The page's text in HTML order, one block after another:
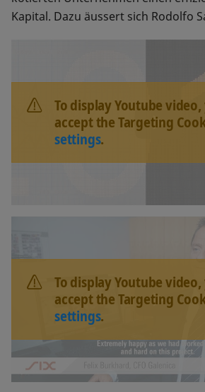
Kapital. Dazu äussert sich Rodolfo
To display Youtube
accept the Targeting
settings.
To display Youtube
accept the Targeting
settings.